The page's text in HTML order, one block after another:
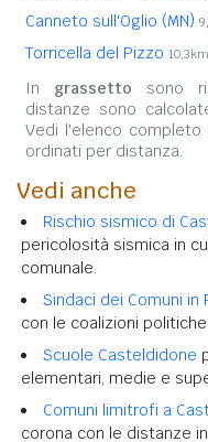
Canneto sull'Oglio (MN)
Torricella del Pizzo 10,3km
In grassetto sono
distanze sono
Vedi l'elenco completo
ordinati per distanza.
Vedi anche
Rischio sismico di
pericolosità sismica in
comunale.
Sindaci dei Comuni in
con le coalizioni
Scuole Casteldidone
elementari, medie e
Comuni limitrofi a
corona con le distanze